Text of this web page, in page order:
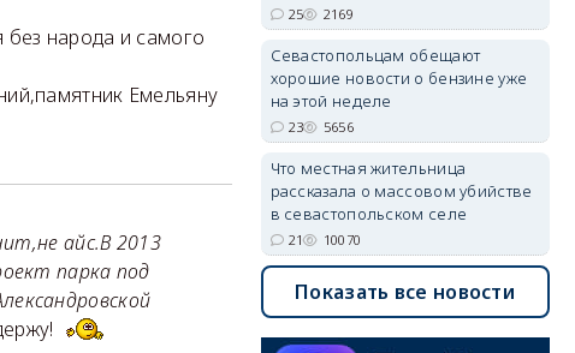
народа и самого
Емельяну
айс.В 2013
парка под
25 2169
Севастопольцам обещают
хорошие новости о бензине уже
на этой неделе
23 5656
Что местная жительница
рассказала о массовом убийстве
в севастопольском селе
21 10070
Показать все новости